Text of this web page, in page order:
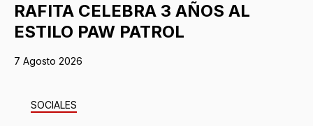
RAFITA CELEBRA 3 AÑOS AL
ESTILO PAW PATROL
7 Agosto 2026
SOCIALES